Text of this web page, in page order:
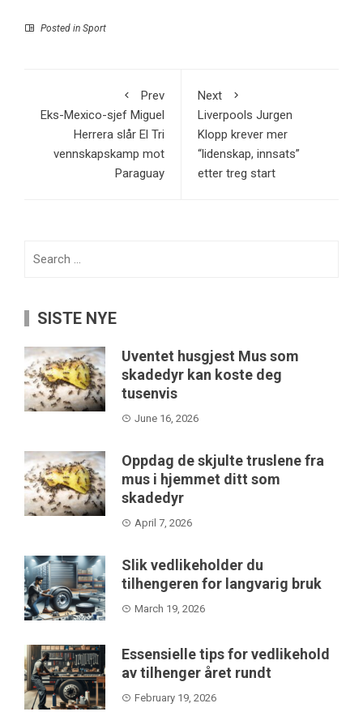
Posted in Sport
Prev
Eks-Mexico-sjef Miguel
Herrera slår El Tri
vennskapskamp mot
Paraguay
Next
Liverpools Jurgen
Klopp krever mer
“lidenskap, innsats”
etter treg start
SISTE NYE
Uventet husgjest Mus som
skadedyr kan koste deg
tusenvis
June 16, 2026
Oppdag de skjulte truslene fra
mus i hjemmet ditt som
skadedyr
April 7, 2026
Slik vedlikeholder du
tilhengeren for langvarig bruk
March 19, 2026
Essensielle tips for vedlikehold
av tilhenger året rundt
February 19, 2026